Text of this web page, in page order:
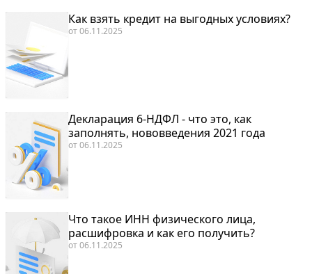
Как взять кредит на выгодных условиях?
от06.11.2025
Декларация 6-НДФЛ - что это, как
заполнять, нововведения 2021 года
от06.11.2025
Что такое ИНН физического лица,
расшифровка и как его получить?
от06.11.2025